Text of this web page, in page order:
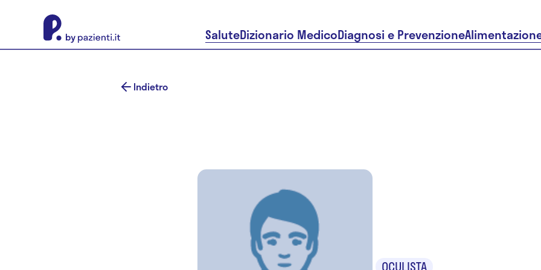
SaluteDizionario MedicoDiagnosi e Prevenzione
Indietro
OCULISTA